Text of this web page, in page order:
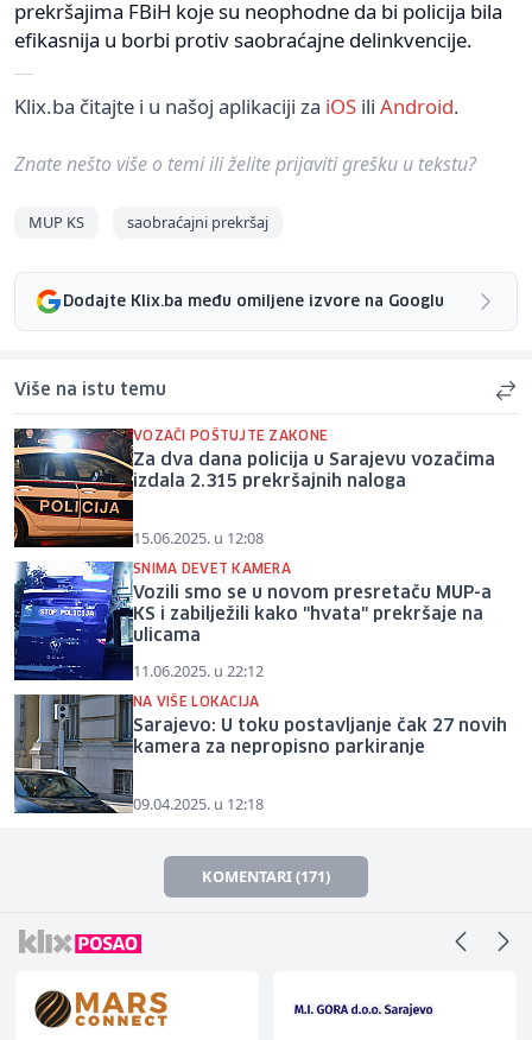
prekršajima FBiH koje su neophodne da bi policija bila
efikasnija u borbi protiv saobraćajne delinkvencije.
Klix.ba čitajte i u našoj aplikaciji za iOS ili Android.
Znate nešto više o temi ili želite prijaviti grešku u tekstu?
MUP KS saobraćajni prekršaj
Dodajte Klix.ba među omiljene izvore na Googlu
Više na istu temu
VOZAČI POŠTUJTE ZAKONE
Za dva dana policija u Sarajevu vozačima
izdala 2.315 prekršajnih naloga
15.06.2025. u 12:08
SNIMA DEVET KAMERA
Vozili smo se u novom presretaču MUP-a
KS i zabilježili kako "hvata" prekršaje na
ulicama
11.06.2025. u 22:12
NA VIŠE LOKACIJA
Sarajevo: U toku postavljanje čak 27 novih
kamera za nepropisno parkiranje
09.04.2025. u 12:18
KOMENTARI (171)